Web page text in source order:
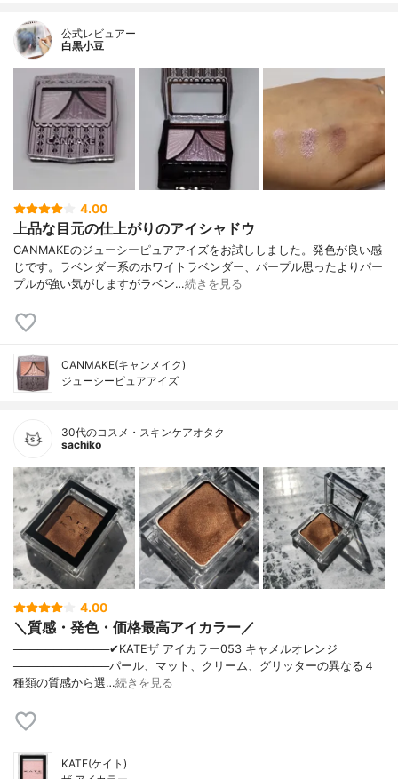
公式レビュアー
白黒小豆
4.00
上品な目元の仕上がりのアイシャドウ
CANMAKEのジューシーピュアアイズをお試ししました。発色が良い感
じです。ラベンダー系のホワイトラベンダー、パープル思ったよりパー
プルが強い気がしますがラベン…続きを見る
CANMAKE(キャンメイク)
ジューシーピュアアイズ
30代のコスメ・スキンケアオタク
sachiko
4.00
＼質感・発色・価格最高アイカラー／
────────────✔︎KATEザ アイカラー053 キャメルオレンジ
────────────パール、マット、クリーム、グリッターの異なる４
種類の質感から選…続きを見る
KATE(ケイト)